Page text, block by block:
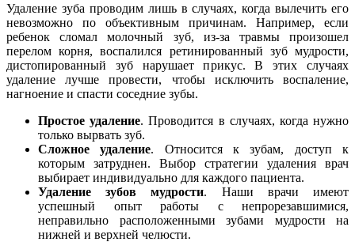
Удаление зуба проводим лишь в случаях, когда вылечить его
невозможно по объективным причинам. Например, если
ребенок сломал молочный зуб, из-за травмы произошел
перелом корня, воспалился ретинированный зуб мудрости,
дистопированный зуб нарушает прикус. В этих случаях
удаление лучше провести, чтобы исключить воспаление,
нагноение и спасти соседние зубы.
Простое удаление. Проводится в случаях, когда нужно
только вырвать зуб.
Сложное удаление. Относится к зубам, доступ к
которым затруднен. Выбор стратегии удаления врач
выбирает индивидуально для каждого пациента.
Удаление зубов мудрости. Наши врачи имеют
успешный опыт работы с непрорезавшимися,
неправильно расположенными зубами мудрости на
нижней и верхней челюсти.